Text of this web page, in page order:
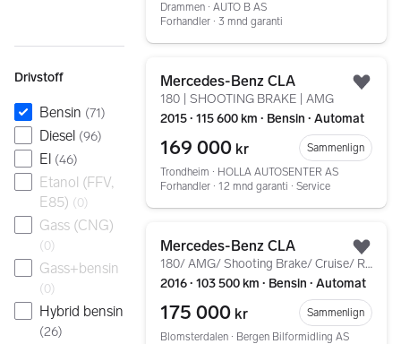
Drivstoff
Bensin (71)
Diesel (96)
El (46)
Etanol (FFV,
E85) (0)
Gass (CNG)
(0)
Gass+bensin
(0)
Hybrid bensin
(26)
Drammen ∙ AUTO B AS
Forhandler ∙ 3 mnd garanti
Mercedes-Benz CLA
180 | SHOOTING BRAKE | AMG
2015 ∙ 115 600 km ∙ Bensin ∙ Automat
169 000 kr
Sammenlign
Trondheim ∙ HOLLA AUTOSENTER AS
Forhandler ∙ 12 mnd garanti ∙ Service
Mercedes-Benz CLA
180/ AMG/ Shooting Brake/ Cruise/ R.kam/ Ny Service+EU
2016 ∙ 103 500 km ∙ Bensin ∙ Automat
175 000 kr
Sammenlign
Blomsterdalen ∙ Bergen Bilformidling AS